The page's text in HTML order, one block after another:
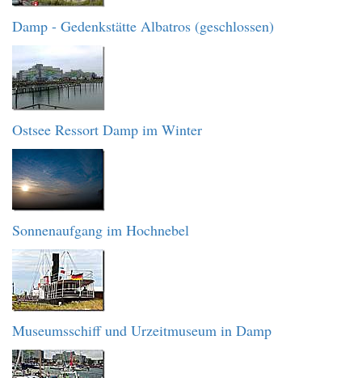
Damp - Gedenkstätte Albatros (geschlossen)
Ostsee Ressort Damp im Winter
Sonnenaufgang im Hochnebel
Museumsschiff und Urzeitmuseum in Damp